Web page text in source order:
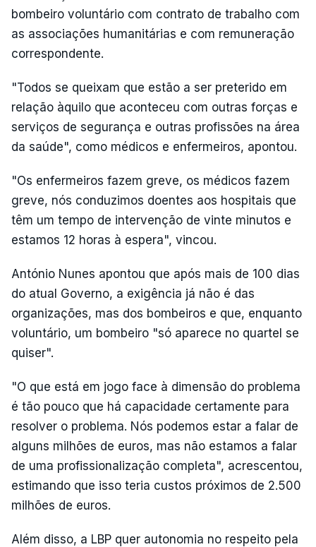
bombeiro voluntário com contrato de trabalho com
as associações humanitárias e com remuneração
correspondente.
"Todos se queixam que estão a ser preterido em
relação àquilo que aconteceu com outras forças e
serviços de segurança e outras profissões na área
da saúde", como médicos e enfermeiros, apontou.
"Os enfermeiros fazem greve, os médicos fazem
greve, nós conduzimos doentes aos hospitais que
têm um tempo de intervenção de vinte minutos e
estamos 12 horas à espera", vincou.
António Nunes apontou que após mais de 100 dias
do atual Governo, a exigência já não é das
organizações, mas dos bombeiros e que, enquanto
voluntário, um bombeiro "só aparece no quartel se
quiser".
"O que está em jogo face à dimensão do problema
é tão pouco que há capacidade certamente para
resolver o problema. Nós podemos estar a falar de
alguns milhões de euros, mas não estamos a falar
de uma profissionalização completa", acrescentou,
estimando que isso teria custos próximos de 2.500
milhões de euros.
Além disso, a LBP quer autonomia no respeito pela